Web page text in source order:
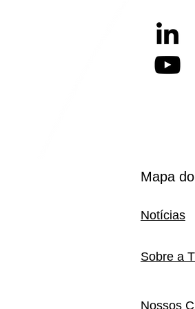
Sobre a
Notícias
Nossos
Mapa